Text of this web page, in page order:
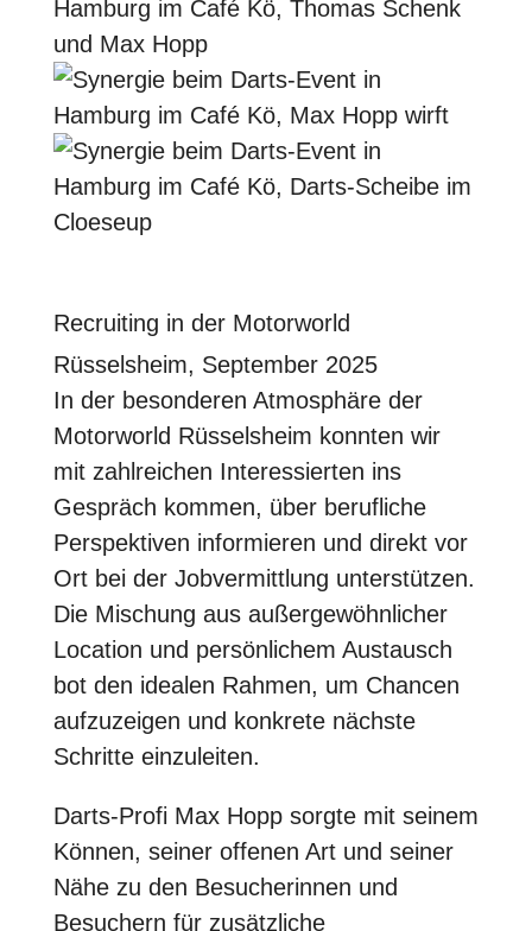
Recruiting in der Motorworld
Rüsselsheim, September 2025
In der besonderen Atmosphäre der
Motorworld Rüsselsheim konnten wir
mit zahlreichen Interessierten ins
Gespräch kommen, über berufliche
Perspektiven informieren und direkt vor
Ort bei der Jobvermittlung unterstützen.
Die Mischung aus außergewöhnlicher
Location und persönlichem Austausch
bot den idealen Rahmen, um Chancen
aufzuzeigen und konkrete nächste
Schritte einzuleiten.
Darts-Profi Max Hoppsorgte mit seinem
Können, seiner offenen Art und seiner
Nähe zu den Besucherinnen und
Besuchern für zusätzliche